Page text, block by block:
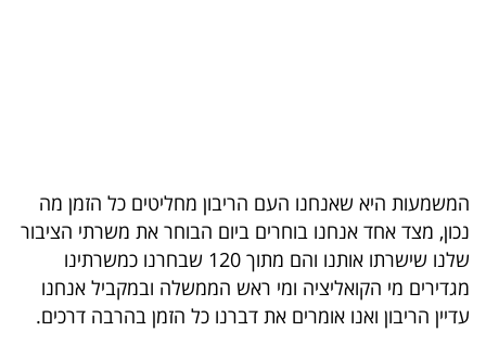
5
המילון
הכלכלי
פודקאסט
המשמעות היא שאנחנו העם הריבון מחליטים כל הזמן מה
נכון, מצד אחד אנחנו בוחרים ביום הבוחר את משרתי הציבור
שלנו שישרתו אותנו והם מתוך 120 שבחרנו כמשרתינו
מגדירים מי הקואליציה ומי ראש הממשלה ובמקביל אנחנו
עדיין הריבון ואנו אומרים את דברנו כל הזמן בהרבה דרכים.